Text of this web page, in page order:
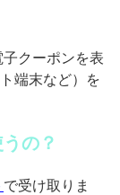
クーポンを表
端末など）を
の？
で受け取りま